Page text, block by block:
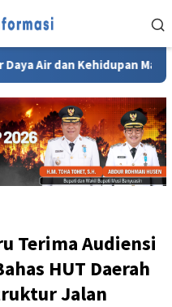
Masyarakat Sumsel
Terima Audiensi
HUT Daerah
Jalan